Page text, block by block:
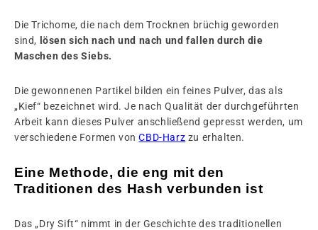
Die Trichome, die nach dem Trocknen brüchig geworden
sind,
lösen sich nach und nach und fallen durch die
Maschen des Siebs.
Die gewonnenen Partikel bilden ein feines Pulver, das als
„Kief“ bezeichnet wird. Je nach Qualität der durchgeführten
Arbeit kann dieses Pulver anschließend gepresst werden, um
verschiedene Formen vonCBD-Harz zu erhalten.
Eine Methode, die eng mit den
Traditionen des Hash verbunden ist
Das „Dry Sift“ nimmt in der Geschichte des traditionellen